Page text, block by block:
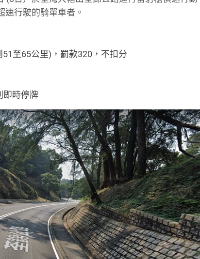
行駛的騎單車者。
至65公里)，罰款320，不扣分
即時停牌